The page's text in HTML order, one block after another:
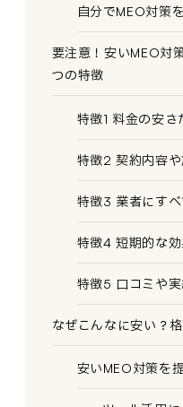
自分でMEO対策
要注意！安いMEO対
つの特徴
特徴1 料金の安さ
特徴2 契約内容
特徴3 業者にす
特徴4 短期的な
特徴5 口コミや
なぜこんなに安い？
安いMEO対策を